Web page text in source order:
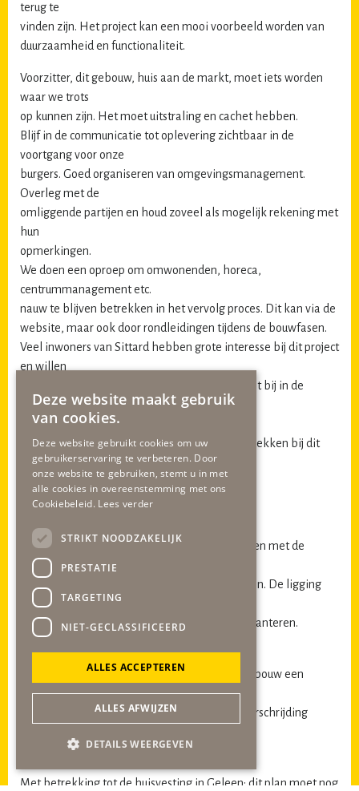
terug te
vinden zijn. Het project kan een mooi voorbeeld worden van
duurzaamheid en functionaliteit.
Voorzitter, dit gebouw, huis aan de markt, moet iets worden
waar we trots
op kunnen zijn. Het moet uitstraling en cachet hebben.
Blijf in de communicatie tot oplevering zichtbaar in de
voortgang voor onze
burgers. Goed organiseren van omgevingsmanagement.
Overleg met de
omliggende partijen en houd zoveel als mogelijk rekening met
hun
opmerkingen.
We doen een oproep om omwonenden, horeca,
centrummanagement etc.
nauw te blijven betrekken in het vervolg proces. Dit kan via de
website, maar ook door rondleidingen tijdens de bouwfasen.
Veel inwoners van Sittard hebben grote interesse bij dit project
en willen
graag betrokken worden hoe de voorgevel past bij in de
historische
omgeving.
Hoe gaat het college de overige inwoners betrekken bij dit
proces .
Toch zijn we ook kritisch :
Wordt er in de aanbesteding rekening gehouden met de
isolatie van de
woningen met betrekking tot de geluidsnormen. De ligging
aan de markt
noodzaakt om de hoogste isolatienormen te hanteren.
Financiën:
Wordt er bij de aanbesteding van het VenD gebouw een
voorbehoud
gemaakt met betrekking bij meer kosten, overschrijding
dan naar de raad teruggekomen?
Met betrekking tot de huisvesting in Geleen: dit plan moet nog
Deze website maakt gebruik
van cookies.
Deze website gebruikt cookies om uw
gebruikerservaring te verbeteren. Door
onze website te gebruiken, stemt u in met
alle cookies in overeenstemming met ons
Cookiebeleid. Lees verder
STRIKT NOODZAKELIJK
PRESTATIE
TARGETING
NIET-GECLASSIFICEERD
ALLES ACCEPTEREN
ALLES AFWIJZEN
DETAILS WEERGEVEN